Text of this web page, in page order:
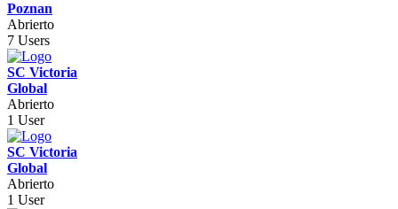
Poznan
Abrierto
7 Users
SC Victoria
Global
Abrierto
1 User
SC Victoria
Global
Abrierto
1 User